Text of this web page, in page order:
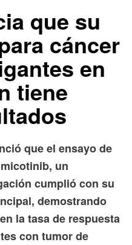
que su
cáncer
en
tiene
que el ensayo de
un
cumplió con su
demostrando
la tasa de respuesta
con tumor de